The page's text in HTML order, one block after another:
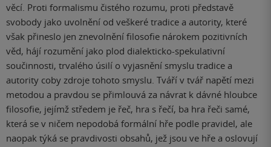
věcí. Proti formalismu čistého rozumu, proti představě
svobody jako uvolnění od veškeré tradice a autority, které
však přineslo jen znevolnění filosofie nárokem pozitivních
věd, hájí rozumění jako plod dialekticko-spekulativní
součinnosti, trvalého úsilí o vyjasnění smyslu tradice a
autority coby zdroje tohoto smyslu. Tváří v tvář napětí mezi
metodou a pravdou se přimlouvá za návrat k dávné hloubce
filosofie, jejímž středem je řeč, hra s řečí, ba hra řeči samé,
která se v ničem nepodobá formální hře podle pravidel, ale
naopak týká se pravdivosti obsahů, jež jsou ve hře a oslovují